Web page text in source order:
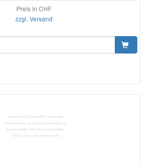
Preis in CHF
zzgl. Versand